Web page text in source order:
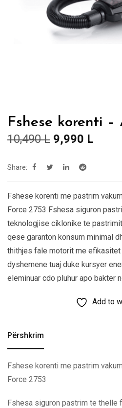
Fshese korenti –
10,490L Çmimi
qe:
9,990 L
Share:
Fshese korenti me pastrim
Force 2753 Fshesa siguron
teknologjise ciklonike te
qese garanton konsum minimal
thithjes fale motorit me
dyshemene tuaj duke kursyer
eleminuar cdo pluhur apo bakter
Add to
Përshkrim
Fshese korenti me pastrim
Force 2753
Fshesa siguron pastrim te thelle